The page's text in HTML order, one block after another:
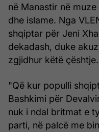
në Manastir në
dhe islame. Nga
shqiptar për Jeni
dekadash, duke
zgjidhur këtë çështje.
"Që kur populli
Bashkimi për
nuk i ndal britmat e
parti, në palcë me